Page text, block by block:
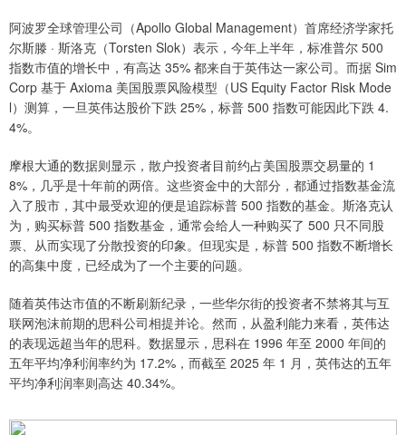
阿波罗全球管理公司（Apollo Global Management）首席经济学家托
尔斯滕 · 斯洛克（Torsten Slok）表示，今年上半年，标准普尔 500
指数市值的增长中，有高达 35% 都来自于英伟达一家公司。而据 Sim
Corp 基于 Axioma 美国股票风险模型（US Equity Factor Risk Mode
l）测算，一旦英伟达股价下跌 25%，标普 500 指数可能因此下跌 4.
4%。
摩根大通的数据则显示，散户投资者目前约占美国股票交易量的 1
8%，几乎是十年前的两倍。这些资金中的大部分，都通过指数基金流
入了股市，其中最受欢迎的便是追踪标普 500 指数的基金。斯洛克认
为，购买标普 500 指数基金，通常会给人一种购买了 500 只不同股
票、从而实现了分散投资的印象。但现实是，标普 500 指数不断增长
的高集中度，已经成为了一个主要的问题。
随着英伟达市值的不断刷新纪录，一些华尔街的投资者不禁将其与互
联网泡沫前期的思科公司相提并论。然而，从盈利能力来看，英伟达
的表现远超当年的思科。数据显示，思科在 1996 年至 2000 年间的
五年平均净利润率约为 17.2%，而截至 2025 年 1 月，英伟达的五年
平均净利润率则高达 40.34%。